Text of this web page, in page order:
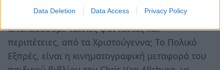
Data Deletion Data Access Privacy Policy
Υπάρχει καλύτερη περίοδος για να
απολαύσουμε ταινίες φαντασίας και
περιπέτειες, από τα Χριστούγεννα; Το Πολικό
Εξπρές, είναι η κινηματογραφική μεταφορά του